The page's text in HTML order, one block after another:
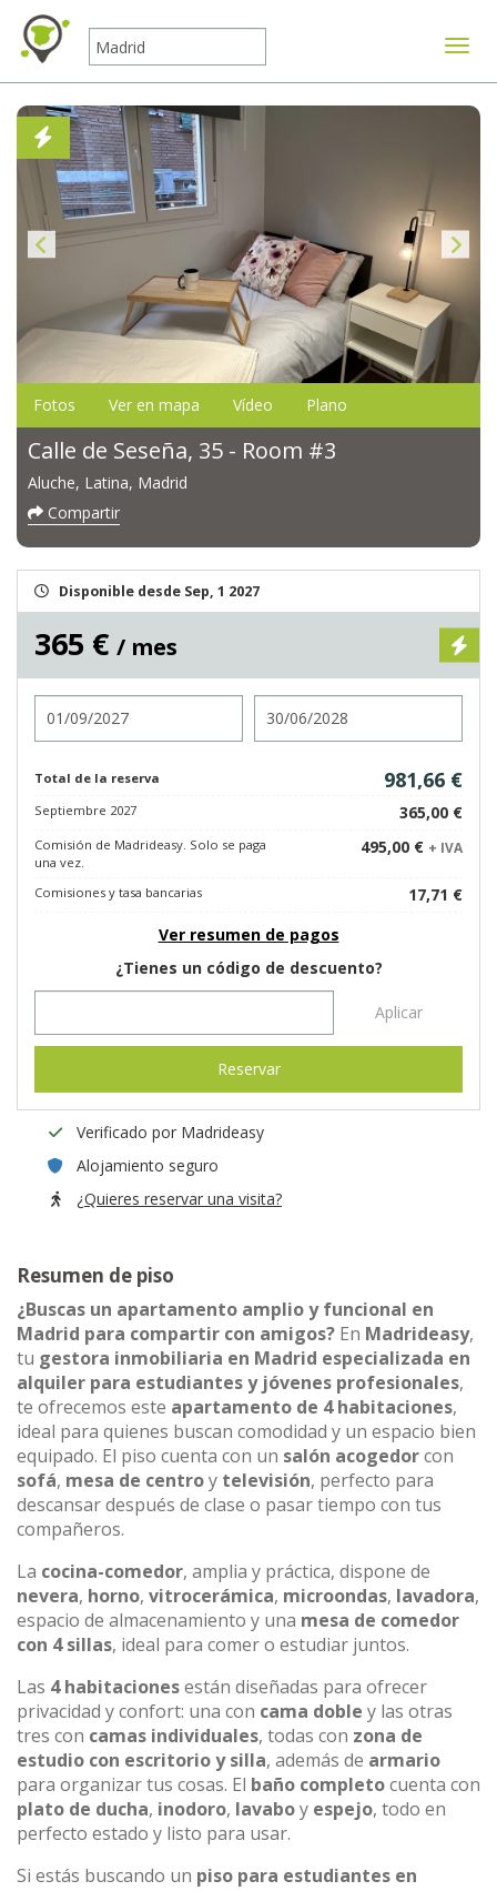
Fotos Ver en mapa Vídeo Plano
Calle de Seseña, 35 - Room #3
Aluche, Latina, Madrid
Compartir
Disponible desde Sep, 1 2027
365 € / mes
Total de la reserva 981,66 €
Septiembre 2027 365,00 €
Comisión de Madrideasy. Solo se paga
una vez.
495,00 € + IVA
Comisiones y tasa bancarias
17,71 €
Ver resumen de pagos
¿Tienes un código de descuento?
Aplicar
Reservar
Verificado por Madrideasy
Alojamiento seguro
¿Quieres reservar una visita?
Resumen de piso
¿Buscas un apartamento amplio y funcional en
Madrid para compartir con amigos? En Madrideasy,
tu gestora inmobiliaria en Madrid especializada en
alquiler para estudiantes y jóvenes profesionales,
te ofrecemos este apartamento de 4 habitaciones,
ideal para quienes buscan comodidad y un espacio bien
equipado. El piso cuenta con un salón acogedorcon
sofá, mesa de centroy televisión, perfecto para
descansar después de clase o pasar tiempo con tus
compañeros.
La cocina-comedor, amplia y práctica, dispone de
nevera, horno, vitrocerámica, microondas, lavadora,
espacio de almacenamiento y una mesa de comedor
con 4 sillas, ideal para comer o estudiar juntos.
Las 4 habitacionesestán diseñadas para ofrecer
privacidad y confort: una con cama doble y las otras
tres con camas individuales, todas con zona de
estudio con escritorio y silla, además de armario
para organizar tus cosas. El baño completocuenta con
plato de ducha, inodoro, lavaboy espejo, todo en
perfecto estado y listo para usar.
Si estás buscando un piso para estudiantes en